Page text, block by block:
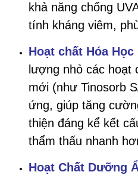
khả năng chống
tính kháng viêm,
Hoạt chất Hóa
lượng nhỏ các hoạt
mới (như Tinosorb
ứng, giúp tăng
thiện đáng kể kết
thẩm thấu nhanh
Hoạt Chất Dưỡng